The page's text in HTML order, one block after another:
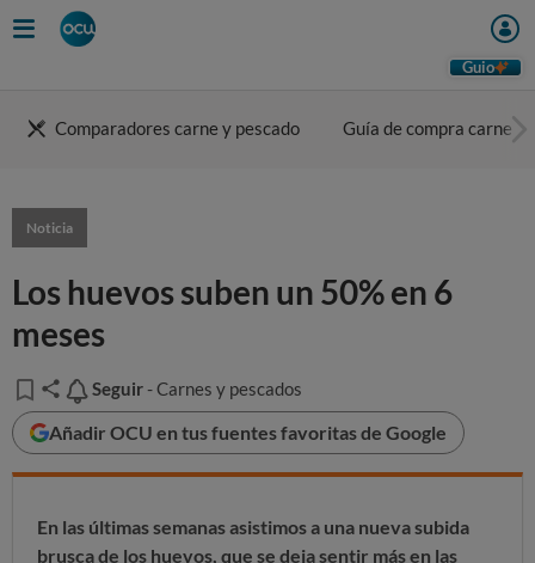
Guio
Comparadores carne y pescado Guía de compra carne
Noticia
Los huevos suben un 50% en 6
meses
Seguir
Seguir - Carnes y pescados
Añadir OCU en tus fuentes favoritas de Google
En las últimas semanas asistimos a una nueva subida
brusca de los huevos, que se deja sentir más en las